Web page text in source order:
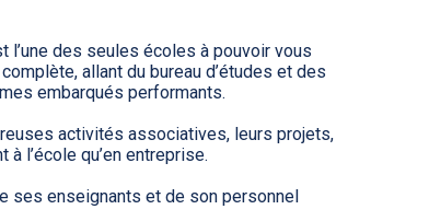
l’une des seules écoles à pouvoir vous
allant du bureau d’études et des
embarqués performants.
activités associatives, leurs projets,
l’école qu’en entreprise.
ses enseignants et de son personnel